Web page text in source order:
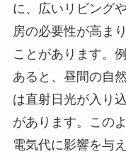
に、広いリビング
房の必要性が高ま
ことがあります。
あると、昼間の自
は直射日光が入り
があります。この
電気代に影響を与